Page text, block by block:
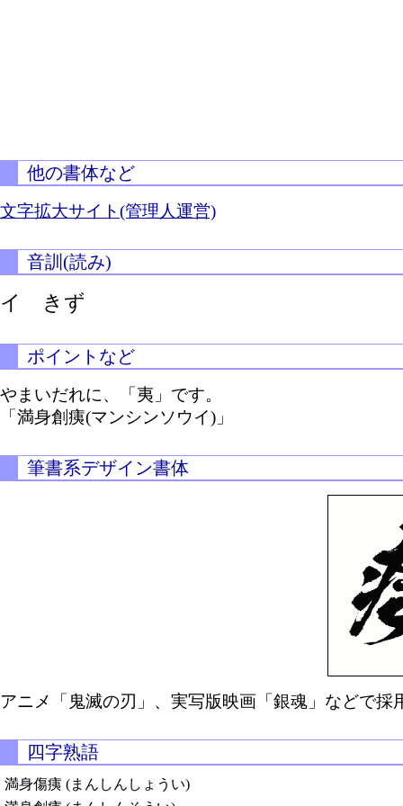
他の書体など
文字拡大サイト(管理人運営)
音訓(読み)
イ きず
ポイントなど
やまいだれに、「夷」です。
「満身創痍(マンシンソウイ)」
筆書系デザイン書体
アニメ「鬼滅の刃」、実写版映画「銀魂」などで
四字熟語
満身傷痍 (まんしんしょうい)